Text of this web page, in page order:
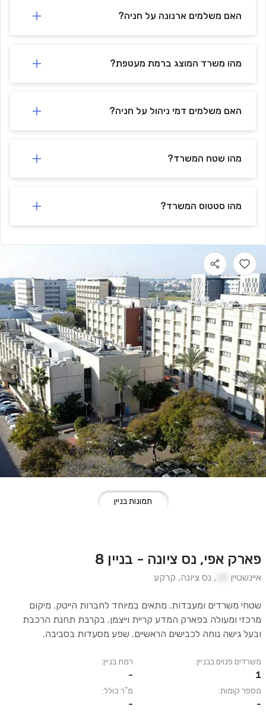
האם משלמים ארנונה על חניה?
מהו משרד המוצג ברמת מעטפת?
האם משלמים דמי ניהול על חניה?
מהו שטח המשרד?
מהו סטטוס המשרד?
פארק אפי, נס ציונה - בניין 8
איינשטיין , נס ציונה, קרקע
שטחי משרדים ומעבדות. מתאים במיוחד לחברות הייטק. מיקום
מרכזי ומעולה בפארק המדע קריית וייצמן. בקרבת תחנת הרכבת
ובעל גישה נוחה לכבישים הראשיים. שפע מסעדות בסביבה.
משרדים פנוים בבניין:
1
מספר קומות:
-
רמת בניין:
-
מ"ר כולל:
-
תמונות בניין